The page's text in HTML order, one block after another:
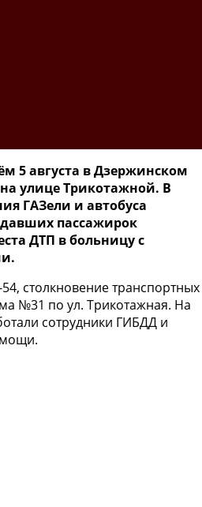
5 августа в Дзержинском
улице Трикотажной. В
ГАЗели и автобуса
пассажирок
ДТП в больницу с
столкновение транспортных
№31 по ул. Трикотажная. На
сотрудники ГИБДД и